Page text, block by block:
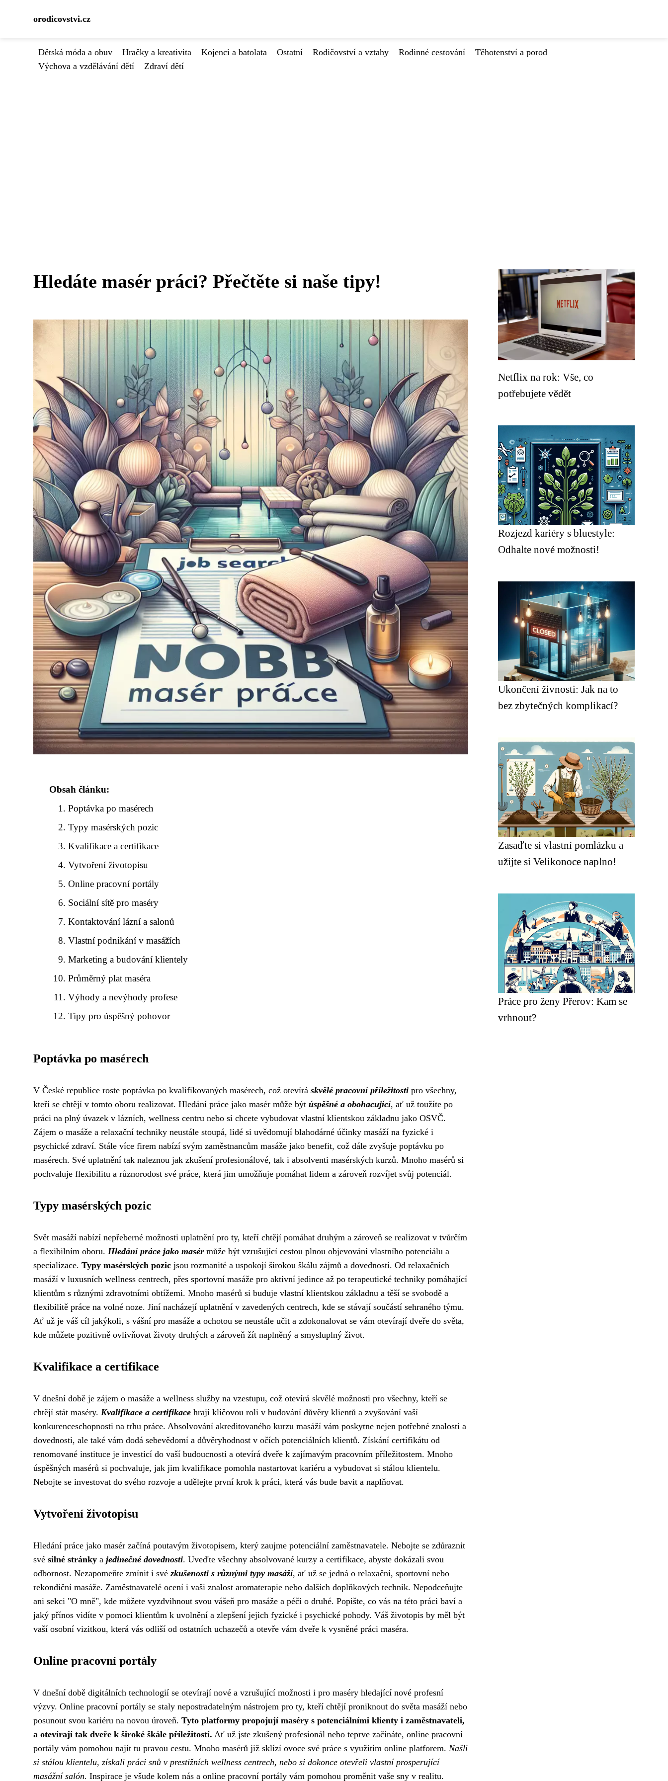
orodicovstvi.cz
Dětská móda a obuv Hračky a kreativita Kojenci a batolata Ostatní Rodičovství a vztahy Rodinné cestování
Těhotenství a porod
Výchova a vzdělávání dětí
Zdraví dětí
Hledáte masér práci? Přečtěte si naše tipy!
Obsah článku:
Poptávka po masérech
Typy masérských pozic
Kvalifikace a certifikace
Vytvoření životopisu
Online pracovní portály
Sociální sítě pro maséry
Kontaktování lázní a salonů
Vlastní podnikání v masážích
Marketing a budování klientely
Průměrný plat maséra
Výhody a nevýhody profese
Tipy pro úspěšný pohovor
Poptávka po masérech
V České republice roste poptávka po kvalifikovaných masérech, což otevírá skvělé pracovní příležitosti pro všechny,
kteří se chtějí v tomto oboru realizovat. Hledání práce jako masér může být úspěšné a obohacující, ať už toužíte po
práci na plný úvazek v lázních, wellness centru nebo si chcete vybudovat vlastní klientskou základnu jako OSVČ.
Zájem o masáže a relaxační techniky neustále stoupá, lidé si uvědomují blahodárné účinky masáží na fyzické i
psychické zdraví. Stále více firem nabízí svým zaměstnancům masáže jako benefit, což dále zvyšuje poptávku po
masérech. Své uplatnění tak naleznou jak zkušení profesionálové, tak i absolventi masérských kurzů. Mnoho masérů si
pochvaluje flexibilitu a různorodost své práce, která jim umožňuje pomáhat lidem a zároveň rozvíjet svůj potenciál.
Typy masérských pozic
Svět masáží nabízí nepřeberné možnosti uplatnění pro ty, kteří chtějí pomáhat druhým a zároveň se realizovat v tvůrčím
a flexibilním oboru. Hledání práce jako masér může být vzrušující cestou plnou objevování vlastního potenciálu a
specializace. Typy masérských pozic jsou rozmanité a uspokojí širokou škálu zájmů a dovedností. Od relaxačních
masáží v luxusních wellness centrech, přes sportovní masáže pro aktivní jedince až po terapeutické techniky pomáhající
klientům s různými zdravotními obtížemi. Mnoho masérů si buduje vlastní klientskou základnu a těší se svobodě a
flexibilitě práce na volné noze. Jiní nacházejí uplatnění v zavedených centrech, kde se stávají součástí sehraného týmu.
Ať už je váš cíl jakýkoli, s vášní pro masáže a ochotou se neustále učit a zdokonalovat se vám otevírají dveře do světa,
kde můžete pozitivně ovlivňovat životy druhých a zároveň žít naplněný a smysluplný život.
Kvalifikace a certifikace
V dnešní době je zájem o masáže a wellness služby na vzestupu, což otevírá skvělé možnosti pro všechny, kteří se
chtějí stát maséry. Kvalifikace a certifikace hrají klíčovou roli v budování důvěry klientů a zvyšování vaší
konkurenceschopnosti na trhu práce. Absolvování akreditovaného kurzu masáží vám poskytne nejen potřebné znalosti a
dovednosti, ale také vám dodá sebevědomí a důvěryhodnost v očích potenciálních klientů. Získání certifikátu od
renomované instituce je investicí do vaší budoucnosti a otevírá dveře k zajímavým pracovním příležitostem. Mnoho
úspěšných masérů si pochvaluje, jak jim kvalifikace pomohla nastartovat kariéru a vybudovat si stálou klientelu.
Nebojte se investovat do svého rozvoje a udělejte první krok k práci, která vás bude bavit a naplňovat.
Vytvoření životopisu
Hledání práce jako masér začíná poutavým životopisem, který zaujme potenciální zaměstnavatele. Nebojte se zdůraznit
své silné stránky a jedinečné dovednosti. Uveďte všechny absolvované kurzy a certifikace, abyste dokázali svou
odbornost. Nezapomeňte zmínit i svézkušenosti s různými typy masáží, ať už se jedná o relaxační, sportovní nebo
rekondiční masáže. Zaměstnavatelé ocení i vaši znalost aromaterapie nebo dalších doplňkových technik. Nepodceňujte
ani sekci "O mně", kde můžete vyzdvihnout svou vášeň pro masáže a péči o druhé. Popište, co vás na této práci baví a
jaký přínos vidíte v pomoci klientům k uvolnění a zlepšení jejich fyzické i psychické pohody. Váš životopis by měl být
vaší osobní vizitkou, která vás odliší od ostatních uchazečů a otevře vám dveře k vysněné práci maséra.
Online pracovní portály
V dnešní době digitálních technologií se otevírají nové a vzrušující možnosti i pro maséry hledající nové profesní
výzvy. Online pracovní portály se staly nepostradatelným nástrojem pro ty, kteří chtějí proniknout do světa masáží nebo
posunout svou kariéru na novou úroveň. Tyto platformy propojují maséry s potenciálními klienty i zaměstnavateli,
a otevírají tak dveře k široké škále příležitostí. Ať už jste zkušený profesionál nebo teprve začínáte, online pracovní
portály vám pomohou najít tu pravou cestu. Mnoho masérů již sklízí ovoce své práce s využitím online platforem. Našli
si stálou klientelu, získali práci snů v prestižních wellness centrech, nebo si dokonce otevřeli vlastní prosperující
masážní salón. Inspirace je všude kolem nás a online pracovní portály vám pomohou proměnit vaše sny v realitu.
Netflix na rok: Vše, co
potřebujete vědět
Rozjezd kariéry s bluestyle:
Odhalte nové možnosti!
Ukončení živnosti: Jak na to
bez zbytečných komplikací?
Zasaďte si vlastní pomlázku a
užijte si Velikonoce naplno!
Práce pro ženy Přerov: Kam se
vrhnout?